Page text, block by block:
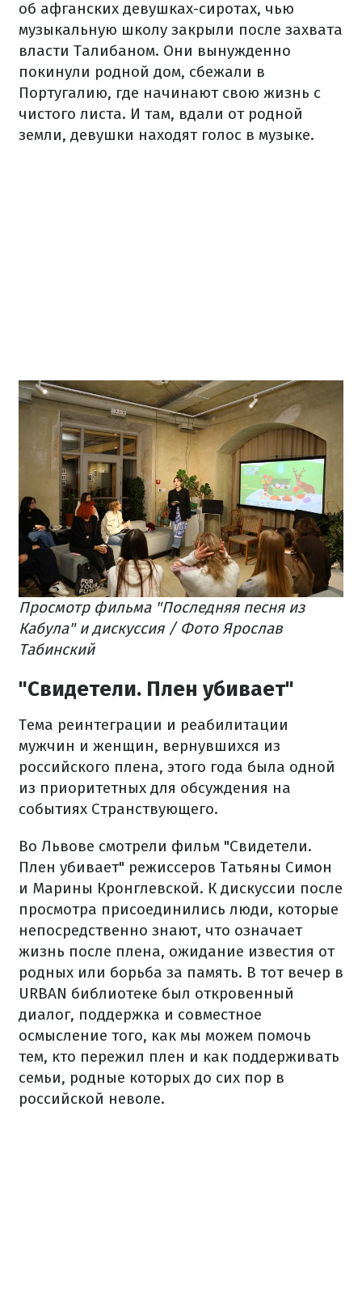
об афганских девушках-сиротах, чью
музыкальную школу закрыли после захвата
власти Талибаном. Они вынужденно
покинули родной дом, сбежали в
Португалию, где начинают свою жизнь с
чистого листа. И там, вдали от родной
земли, девушки находят голос в музыке.
Просмотр фильма "Последняя песня из
Кабула" и дискуссия / Фото Ярослав
Табинский
"Свидетели. Плен убивает"
Тема реинтеграции и реабилитации
мужчин и женщин, вернувшихся из
российского плена, этого года была одной
из приоритетных для обсуждения на
событиях Странствующего.
Во Львове смотрели фильм "Свидетели.
Плен убивает" режиссеров Татьяны Симон
и Марины Кронглевской. К дискуссии после
просмотра присоединились люди, которые
непосредственно знают, что означает
жизнь после плена, ожидание известия от
родных или борьба за память. В тот вечер в
URBAN библиотеке был откровенный
диалог, поддержка и совместное
осмысление того, как мы можем помочь
тем, кто пережил плен и как поддерживать
семьи, родные которых до сих пор в
российской неволе.